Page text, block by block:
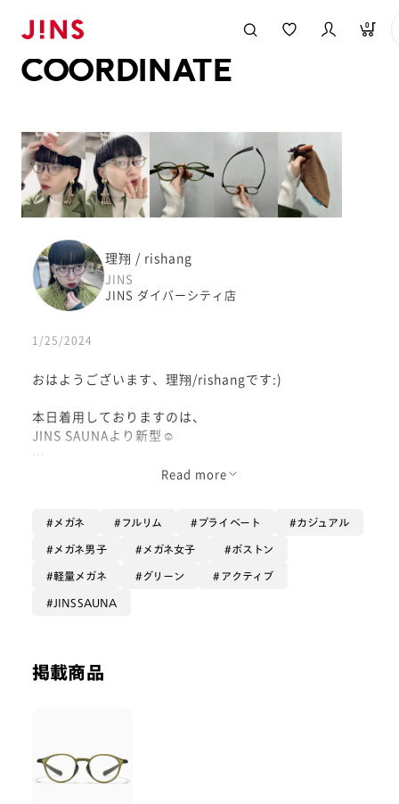
0
COORDINATE
理翔 / rishang
JINS
JINS ダイバーシティ店
1/25/2024
おはようございます、理翔/rishangです:)
本日着用しておりますのは、
JINS SAUNAより新型︎︎☺︎
サウナでも、お家のお風呂でも、
24SSとして新しくなりました🛀◎
新しくなったことで、
『心地よさ、普段使いへの馴染みのよさ』
が格段に上がっております😌
①【抱き込むようなサイドの設計で
フィット感が圧倒的に良い】こと😌
『締め付けではなく包み込み』という体感で、
Read more
メガネ フルリム プライベート カジュアル
メガネ男子 メガネ女子 ボストン
軽量メガネ グリーン アクティブ
JINSSAUNA
掲載商品